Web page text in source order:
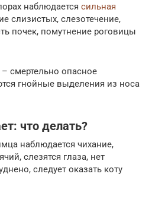
наблюдается сильная
слизистых, слезотечение,
почек, помутнение роговицы
смертельно опасное
гнойные выделения из носа
что делать?
наблюдается чихание,
слезятся глаза, нет
следует оказать коту